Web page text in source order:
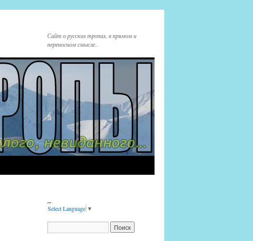
Сайт о русских тропах, в прямом и
переносном смысле..
Select Language ▼